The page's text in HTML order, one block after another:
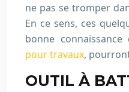
ne pas se tromper
En ce sens, ces
bonne connaissance
pour travaux,
OUTIL À